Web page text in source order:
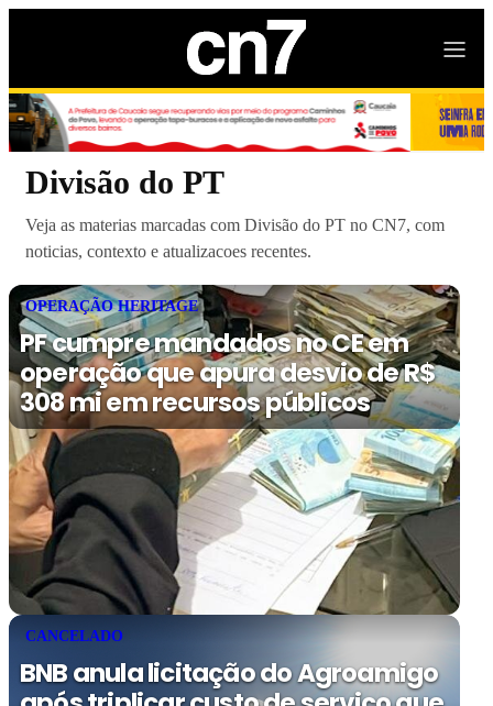
Divisão do PT
Veja as materias marcadas com Divisão do PT no CN7, com
noticias, contexto e atualizacoes recentes.
OPERAÇÃO HERITAGE
PF cumpre mandados no CE em
operação que apura desvio de R$
308 mi em recursos públicos
CANCELADO
BNB anula licitação do Agroamigo